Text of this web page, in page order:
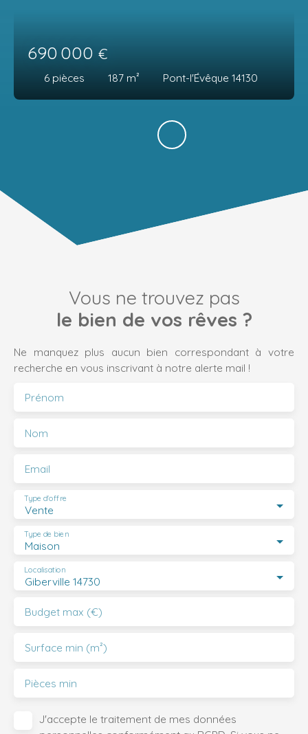
690 000 €
6 pièces 187 m² Pont-l'Évêque 14130
Vous ne trouvez pas
le bien de vos rêves ?
Ne manquez plus aucun bien correspondant à votre
recherche en vous inscrivant à notre alerte mail !
Prénom
Nom
Email
Vente
Type d'offre
Maison
Type de bien
Giberville 14730
Localisation
Budget max (€)
Surface min (m²)
Pièces min
J'accepte le traitement de mes données